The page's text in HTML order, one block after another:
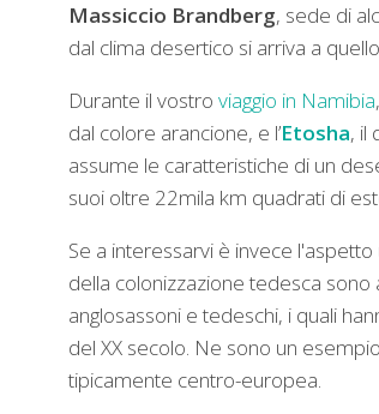
Massiccio Brandberg, sede di
dal clima desertico si arriva a
Durante il vostro viaggio in Namibia
dal colore arancione, e l’Etosha, il
assume le caratteristiche di un
suoi oltre 22mila km quadrati di
Se a interessarvi è invece
della colonizzazione tedesca
anglosassoni e tedeschi, i quali
del XX secolo. Ne sono un
tipicamente centro-europea.